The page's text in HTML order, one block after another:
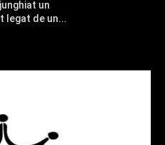
un
legat de un...